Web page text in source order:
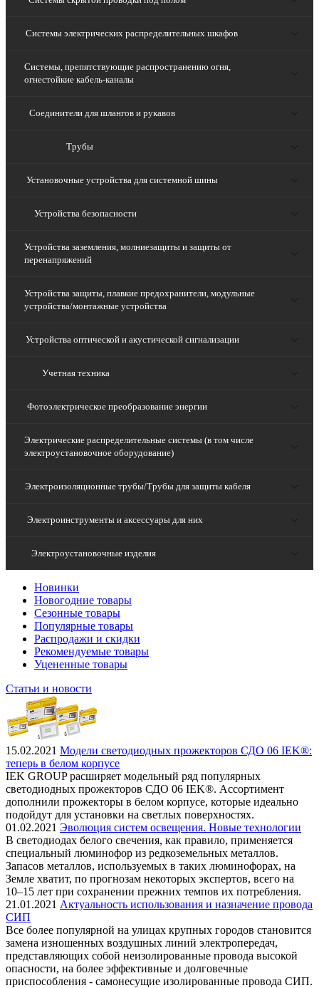
Системы электрических распределительных шкафов
Системы, препятствующие распространению огня,
огнестойкие кабель-каналы
Соединители для шлангов и рукавов
Трубы
Установочные устройства для системной шины
Устройства безопасности
Устройства заземления, молниезащиты и защиты от
перенапряжений
Устройства защиты, плавкие предохранители, модульные
устройства/монтажные устройства
Устройства оптической и акустической сигнализации
Учетная техника
Фотоэлектрическое преобразование энергии
Электрические распределительные системы (в том числе
электроустановочное оборудование)
Электроизоляционные трубы/Трубы для защиты кабеля
Электроинструменты и аксессуары для них
Электроустановочные изделия
Новинки
Новогодние товары
Сезонные товары
Популярные товары
Распродажи и скидки
Рекомендуемые товары
Уцененные товары
Статьи и новости
15.02.2021 Модели светодиодных прожекторов СДО 06 IEK®:
теперь в белом корпусе
IEK GROUP расширяет модельный ряд популярных
светодиодных прожекторов СДО 06 IEK®. Ассортимент
дополнили прожекторы в белом корпусе, которые идеально
подойдут для установки на светлых поверхностях.
01.02.2021 Эволюция систем освещения. Новые технологии
В светодиодах белого свечения, как правило, применяется
специальный люминофор из редкоземельных металлов.
Запасов металлов, используемых в таких люминофорах, на
Земле хватит, по прогнозам некоторых экспертов, всего на
10–15 лет при сохранении прежних темпов их потребления.
21.01.2021 Актуальность использования и назначение провода
СИП
Все более популярной на улицах крупных городов становится
замена изношенных воздушных линий электропередач,
представляющих собой неизолированные провода высокой
опасности, на более эффективные и долговечные
приспособления - самонесущие изолированные провода СИП.